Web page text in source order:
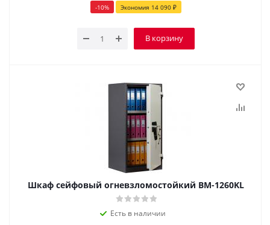
-10% Экономия 14 090₽
В корзину
Шкаф сейфовый огневзломостойкий BM-1260KL
Есть в наличии